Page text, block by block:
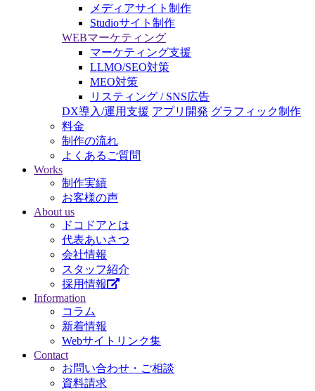
メディアサイト制作
Studioサイト制作
WEBマーケティング
マーケティング支援
LLMO/SEO対策
MEO対策
リスティング / SNS広告
DX導入/運用支援 アプリ開発 グラフィック制作
料金
制作の流れ
よくあるご質問
Works
制作実績
お客様の声
About us
ドコドアとは
代表あいさつ
会社情報
スタッフ紹介
採用情報
Information
コラム
新着情報
Webサイトリンク集
Contact
お問い合わせ・ご相談
資料請求